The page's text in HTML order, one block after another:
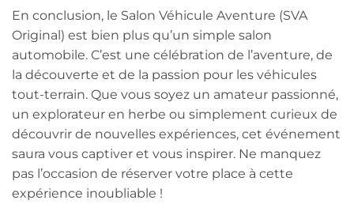
En conclusion, le Salon Véhicule Aventure (SVA
Original) est bien plus qu’un simple salon
automobile. C’est une célébration de l’aventure, de
la découverte et de la passion pour les véhicules
tout-terrain. Que vous soyez un amateur passionné,
un explorateur en herbe ou simplement curieux de
découvrir de nouvelles expériences, cet événement
saura vous captiver et vous inspirer. Ne manquez
pas l’occasion de réserver votre place à cette
expérience inoubliable !